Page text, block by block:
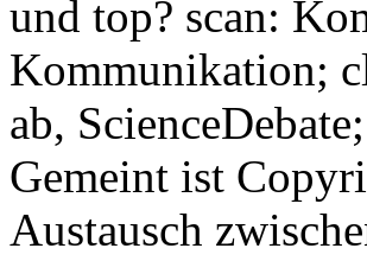
und top? scan:
Kommunikation;
ab,
Gemeint ist
Austausch